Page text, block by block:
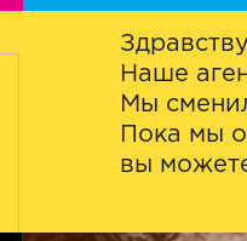
Наше
Мы
Пока мы
вы